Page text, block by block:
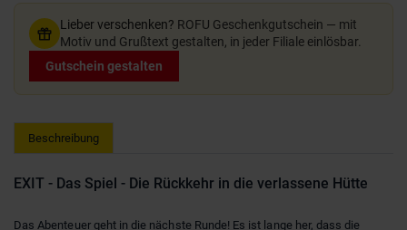
Lieber verschenken? ROFU Geschenkgutschein — mit
Motiv und Grußtext gestalten, in jeder Filiale einlösbar.
Gutschein gestalten
Beschreibung
EXIT - Das Spiel - Die Rückkehr in die verlassene Hütte
Das Abenteuer geht in die nächste Runde! Es ist lange her, dass die